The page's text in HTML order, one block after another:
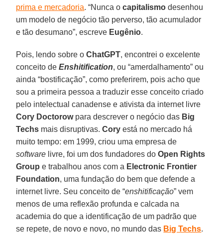
prima e mercadoria. “Nunca ocapitalismo desenhou
um modelo de negócio tão perverso, tão acumulador
e tão desumano”, escreve Eugênio.
Pois, lendo sobre oChatGPT, encontrei o excelente
conceito deEnshitification, ou “amerdalhamento” ou
ainda “bostificação”, como preferirem, pois acho que
sou a primeira pessoa a traduzir esse conceito criado
pelo intelectual canadense e ativista da internet livre
Cory Doctorowpara descrever o negócio das Big
Techs mais disruptivas.Cory está no mercado há
muito tempo: em 1999, criou uma empresa de
software livre, foi um dos fundadores do Open Rights
Group e trabalhou anos com a Electronic Frontier
Foundation, uma fundação do bem que defende a
internet livre. Seu conceito de “enshitificação” vem
menos de uma reflexão profunda e calcada na
academia do que a identificação de um padrão que
se repete, de novo e novo, no mundo das Big Techs.